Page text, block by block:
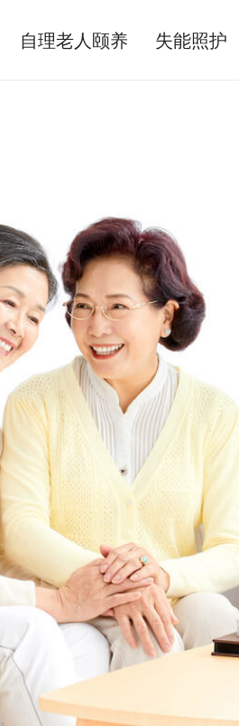
自理老人颐养 失能照护
息 地图